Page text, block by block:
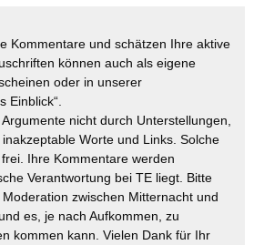
Kommentare und schätzen Ihre aktive
können auch als eigene
oder in unserer
Einblick“.
nicht durch Unterstellungen,
Worte und Links. Solche
Ihre Kommentare werden
Verantwortung bei TE liegt. Bitte
zwischen Mitternacht und
es, je nach Aufkommen, zu
kommen kann. Vielen Dank für Ihr